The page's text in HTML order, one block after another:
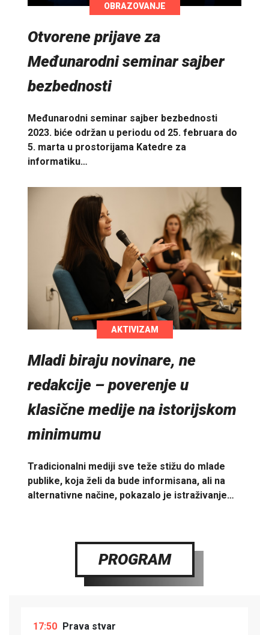
OBRAZOVANJE
Otvorene prijave za
Međunarodni seminar sajber
bezbednosti
Međunarodni seminar sajber bezbednosti
2023. biće održan u periodu od 25. februara do
5. marta u prostorijama Katedre za
informatiku…
AKTIVIZAM
Mladi biraju novinare, ne
redakcije – poverenje u
klasične medije na istorijskom
minimumu
Tradicionalni mediji sve teže stižu do mlade
publike, koja želi da bude informisana, ali na
alternativne načine, pokazalo je istraživanje…
PROGRAM
17:50 Prava stvar